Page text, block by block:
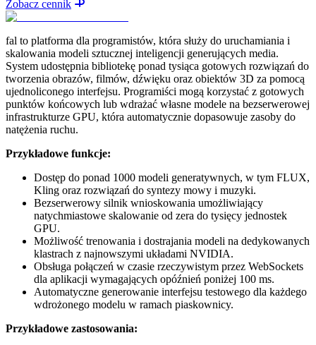
Zobacz cennik
fal to platforma dla programistów, która służy do uruchamiania i
skalowania modeli sztucznej inteligencji generujących media.
System udostępnia bibliotekę ponad tysiąca gotowych rozwiązań do
tworzenia obrazów, filmów, dźwięku oraz obiektów 3D za pomocą
ujednoliconego interfejsu. Programiści mogą korzystać z gotowych
punktów końcowych lub wdrażać własne modele na bezserwerowej
infrastrukturze GPU, która automatycznie dopasowuje zasoby do
natężenia ruchu.
Przykładowe funkcje:
Dostęp do ponad 1000 modeli generatywnych, w tym FLUX,
Kling oraz rozwiązań do syntezy mowy i muzyki.
Bezserwerowy silnik wnioskowania umożliwiający
natychmiastowe skalowanie od zera do tysięcy jednostek
GPU.
Możliwość trenowania i dostrajania modeli na dedykowanych
klastrach z najnowszymi układami NVIDIA.
Obsługa połączeń w czasie rzeczywistym przez WebSockets
dla aplikacji wymagających opóźnień poniżej 100 ms.
Automatyczne generowanie interfejsu testowego dla każdego
wdrożonego modelu w ramach piaskownicy.
Przykładowe zastosowania: